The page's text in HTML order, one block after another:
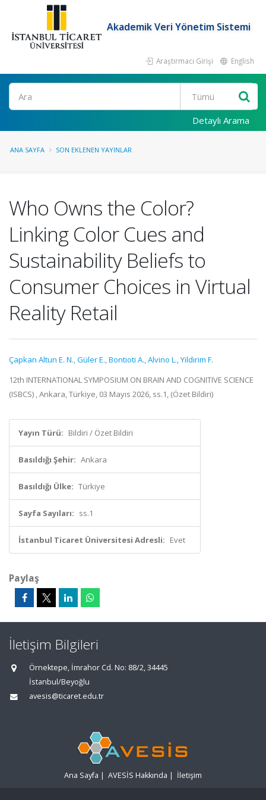
Akademik Veri Yönetim Sistemi
Araştırmacı Girişi English
Ara
Detaylı Arama
ANA SAYFA SON EKLENEN YAYINLAR
Who Owns the Color?
Linking Color Cues and
Sustainability Beliefs to
Consumer Choices in Virtual
Reality Retail
Çapkan Altun E. N.,Güler E.,Bontioti A.,Alvino L.,Yildirim F.
12th INTERNATIONAL SYMPOSIUM ON BRAIN AND COGNITIVE SCIENCE
(ISBCS) , Ankara, Türkiye, 03 Mayıs 2026, ss.1, (Özet Bildiri)
Yayın Türü: Bildiri / Özet Bildiri
Basıldığı Şehir: Ankara
Basıldığı Ülke: Türkiye
Sayfa Sayıları: ss.1
İstanbul Ticaret Üniversitesi Adresli: Evet
Paylaş
İletişim Bilgileri
Örnektepe, İmrahor Cd. No: 88/2, 34445
İstanbul/Beyoğlu
avesis@ticaret.edu.tr
Ana Sayfa | AVESİS Hakkında | İletişim